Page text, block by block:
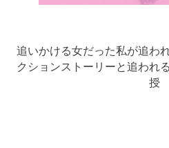
追いかける女だった私が追わ
クションストーリーと追われ
授